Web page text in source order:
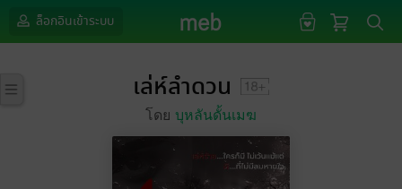
ล็อกอินเข้าระบบ
เล่ห์ลำดวน
โดย บุหลันดั้นเมฆ